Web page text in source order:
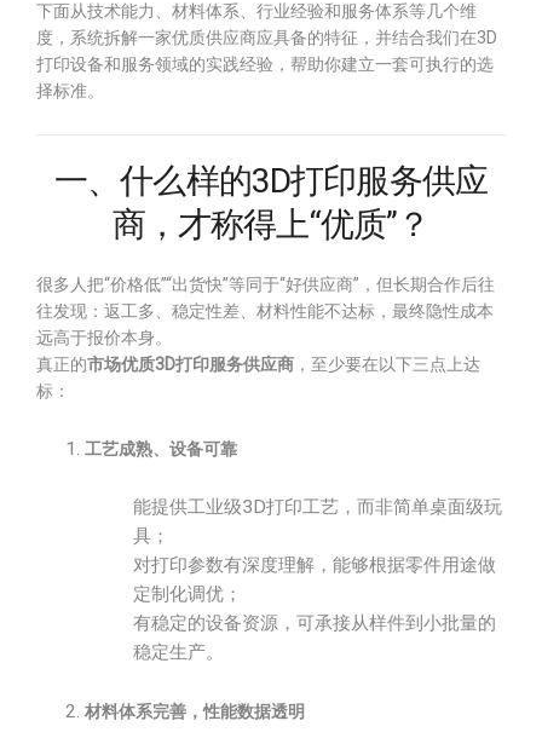
下面从技术能力、材料体系、行业经验和服务体系等几个维
度，系统拆解一家优质供应商应具备的特征，并结合我们在3D
打印设备和服务领域的实践经验，帮助你建立一套可执行的选
择标准。
一、什么样的3D打印服务供应
商，才称得上“优质”？
很多人把“价格低”“出货快”等同于“好供应商”，但长期合作后往
往发现：返工多、稳定性差、材料性能不达标，最终隐性成本
远高于报价本身。
真正的市场优质3D打印服务供应商 ，至少要在以下三点上达
标：
工艺成熟、设备可靠
能提供工业级3D打印工艺，而非简单桌面级玩
具；
对打印参数有深度理解，能够根据零件用途做
定制化调优；
有稳定的设备资源，可承接从样件到小批量的
稳定生产。
材料体系完善，性能数据透明